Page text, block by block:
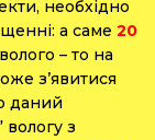
необхідно
а саме 20
– то на
з’явитися
даний
вологу з